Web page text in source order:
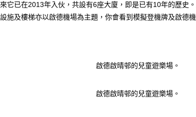
它已在2013年入伙，共設有6座大廈，即是已有10年的歷史
施及樓梯亦以啟德機場為主題，你會看到模擬登機牌及啟
啟德啟晴邨的兒童遊樂場。
啟德啟晴邨的兒童遊樂場。